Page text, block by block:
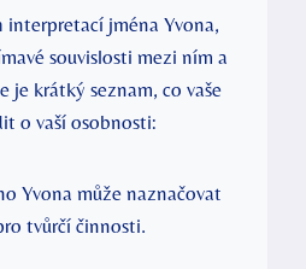
interpretací jména Yvona,
souvislosti mezi ním a
je krátký seznam, co vaše
o vaší osobnosti:
Yvona může naznačovat
tvůrčí činnosti.